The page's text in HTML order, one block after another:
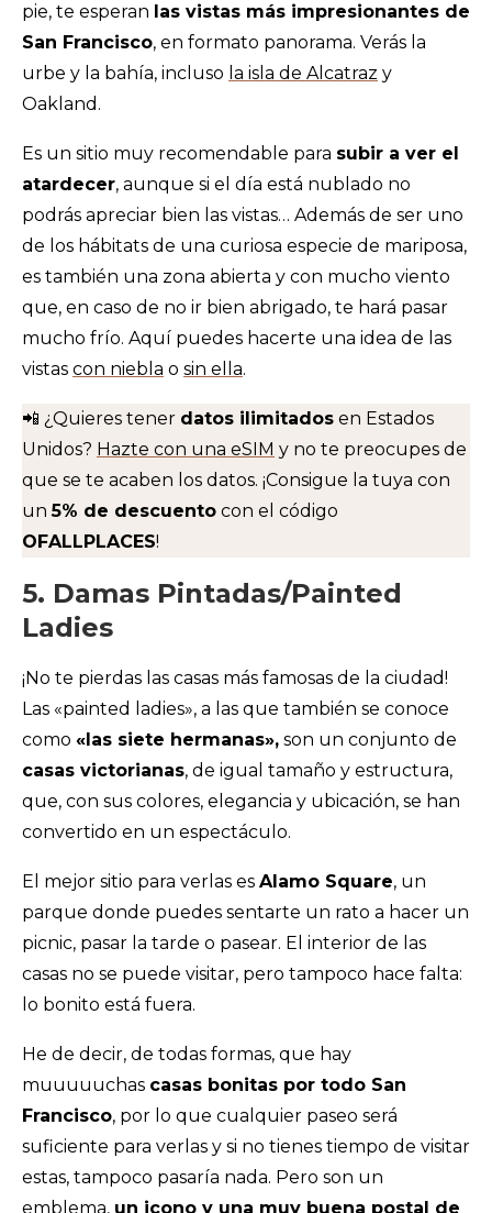
pie, te esperan las vistas más impresionantes de
San Francisco, en formato panorama. Verás la
urbe y la bahía, incluso la isla de Alcatraz y
Oakland.
Es un sitio muy recomendable para subir a ver el
atardecer, aunque si el día está nublado no
podrás apreciar bien las vistas… Además de ser uno
de los hábitats de una curiosa especie de mariposa,
es también una zona abierta y con mucho viento
que, en caso de no ir bien abrigado, te hará pasar
mucho frío. Aquí puedes hacerte una idea de las
vistas con niebla o sin ella.
📲 ¿Quieres tener datos ilimitados en Estados
Unidos? Hazte con una eSIM y no te preocupes de
que se te acaben los datos. ¡Consigue la tuya con
un5% de descuento con el código
OFALLPLACES!
5. Damas Pintadas/Painted
Ladies
¡No te pierdas las casas más famosas de la ciudad!
Las «painted ladies», a las que también se conoce
como «las siete hermanas», son un conjunto de
casas victorianas, de igual tamaño y estructura,
que, con sus colores, elegancia y ubicación, se han
convertido en un espectáculo.
El mejor sitio para verlas es Alamo Square, un
parque donde puedes sentarte un rato a hacer un
picnic, pasar la tarde o pasear. El interior de las
casas no se puede visitar, pero tampoco hace falta:
lo bonito está fuera.
He de decir, de todas formas, que hay
muuuuuchas casas bonitas por todo San
Francisco, por lo que cualquier paseo será
suficiente para verlas y si no tienes tiempo de visitar
estas, tampoco pasaría nada. Pero son un
emblema, un icono y una muy buena postal de